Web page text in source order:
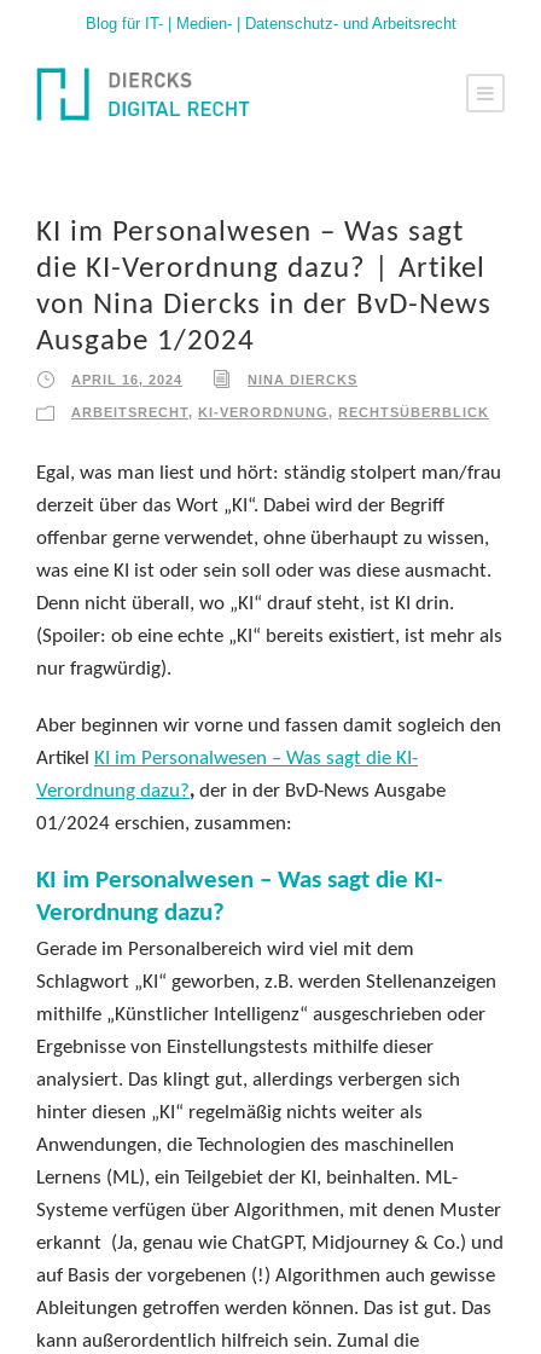
Blog für IT- | Medien- | Datenschutz- und Arbeitsrecht
KI im Personalwesen – Was sagt
die KI-Verordnung dazu? | Artikel
von Nina Diercks in der BvD-News
Ausgabe 1/2024
APRIL 16, 2024 NINA DIERCKS
ARBEITSRECHT, KI-VERORDNUNG, RECHTSÜBERBLICK
Egal, was man liest und hört: ständig stolpert man/frau
derzeit über das Wort „KI“. Dabei wird der Begriff
offenbar gerne verwendet, ohne überhaupt zu wissen,
was eine KI ist oder sein soll oder was diese ausmacht.
Denn nicht überall, wo „KI“ drauf steht, ist KI drin.
(Spoiler: ob eine echte „KI“ bereits existiert, ist mehr als
nur fragwürdig).
Aber beginnen wir vorne und fassen damit sogleich den
Artikel KI im Personalwesen – Was sagt die KI-
Verordnung dazu?, der in der BvD-News Ausgabe
01/2024 erschien, zusammen:
KI im Personalwesen – Was sagt die KI-
Verordnung dazu?
Gerade im Personalbereich wird viel mit dem
Schlagwort „KI“ geworben, z.B. werden Stellenanzeigen
mithilfe „Künstlicher Intelligenz“ ausgeschrieben oder
Ergebnisse von Einstellungstests mithilfe dieser
analysiert. Das klingt gut, allerdings verbergen sich
hinter diesen „KI“ regelmäßig nichts weiter als
Anwendungen, die Technologien des maschinellen
Lernens (ML), ein Teilgebiet der KI, beinhalten. ML-
Systeme verfügen über Algorithmen, mit denen Muster
erkannt (Ja, genau wie ChatGPT, Midjourney & Co.) und
auf Basis der vorgebenen (!) Algorithmen auch gewisse
Ableitungen getroffen werden können. Das ist gut. Das
kann außerordentlich hilfreich sein. Zumal die